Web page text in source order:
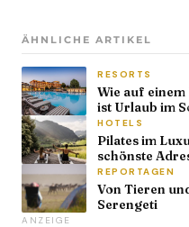
ÄHNLICHE ARTIKEL
RESORTS
Wie auf
ist Urlaub im
HOTELS
Pilates im
schönste
REPORTAGEN
Von Tieren
Serengeti
ANZEIGE